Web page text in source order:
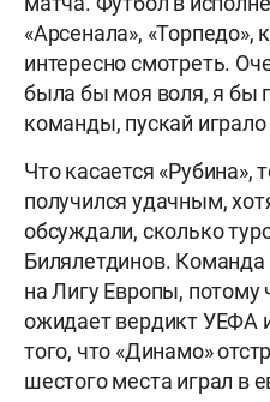
«Арсенала»,
интересно смотреть.
была бы моя воля, я бы
команды, пускай
Что касается «Рубина»,
получился удачным,
обсуждали, сколько
Билялетдинов.
на Лигу Европы, потому
ожидает вердикт УЕФА
того, что «Динамо»
шестого места играл в